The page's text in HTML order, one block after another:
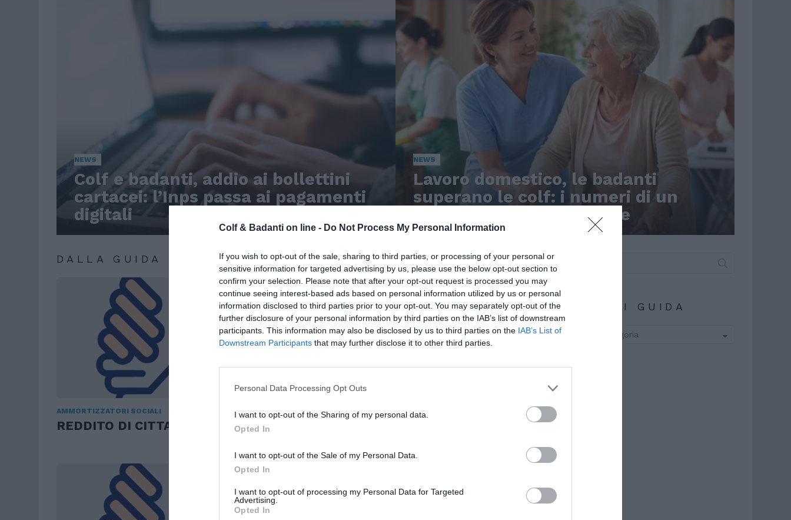
Colf & Badanti on line - Do Not Process My Personal Information
If you wish to opt-out of the sale, sharing to third parties, or processing of your personal or
sensitive information for targeted advertising by us, please use the below opt-out section to
confirm your selection. Please note that after your opt-out request is processed you may
continue seeing interest-based ads based on personal information utilized by us or personal
information disclosed to third parties prior to your opt-out. You may separately opt-out of the
further disclosure of your personal information by third parties on the IAB’s list of downstream
participants. This information may also be disclosed by us to third parties on the IAB’s List of
Downstream Participants that may further disclose it to other third parties.
Personal Data Processing Opt Outs
I want to opt-out of the Sharing of my personal data.
Opted In
I want to opt-out of the Sale of my Personal Data.
Opted In
I want to opt-out of processing my Personal Data for Targeted
Advertising.
Opted In
NEWS
Colf e badanti, addio ai bollettini
cartacei: l’Inps passa ai pagamenti
digitali
NEWS
Lavoro domestico, le badanti
superano le colf: i numeri di un
settore in trasformazione
DALLA GUIDA
AMMORTIZZATORI SOCIALI
REDDITO DI CITTADINANZA
Search
for:
ARGOMENTI GUIDA
ARGOMENTI